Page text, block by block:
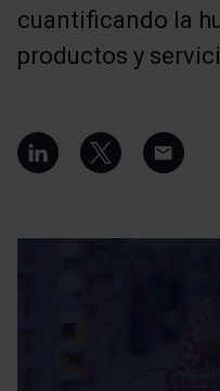
cuantificando la
productos y